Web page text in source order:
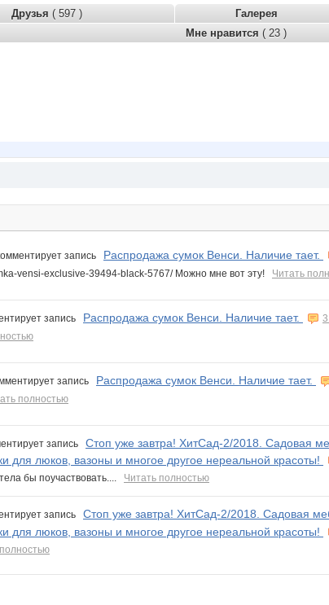
Друзья ( 597 ) Галерея
Мне нравится ( 23 )
запись Распродажа сумок Венси. Наличие тает.
vensi-exclusive-39494-black-5767/ Можно мне вот эту! Читать
запись Распродажа сумок Венси. Наличие тает.
запись Распродажа сумок Венси. Наличие тает.
полностью
запись Стоп уже завтра! ХитСад-2/2018. Садовая
для люков, вазоны и многое другое нереальной красоты!
бы поучаствовать.... Читать полностью
запись Стоп уже завтра! ХитСад-2/2018. Садовая
для люков, вазоны и многое другое нереальной красоты!